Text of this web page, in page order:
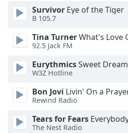
Escape
close
window.
Color
Survivor Eye of the Tiger
B 105.7
Tina TurnerWhat's Love
92.5 Jack FM
EurythmicsSweet
W3Z Hotline
Bon Jovi Livin' On a
Rewind Radio
Tears for Fears Everybody
The Nest Radio